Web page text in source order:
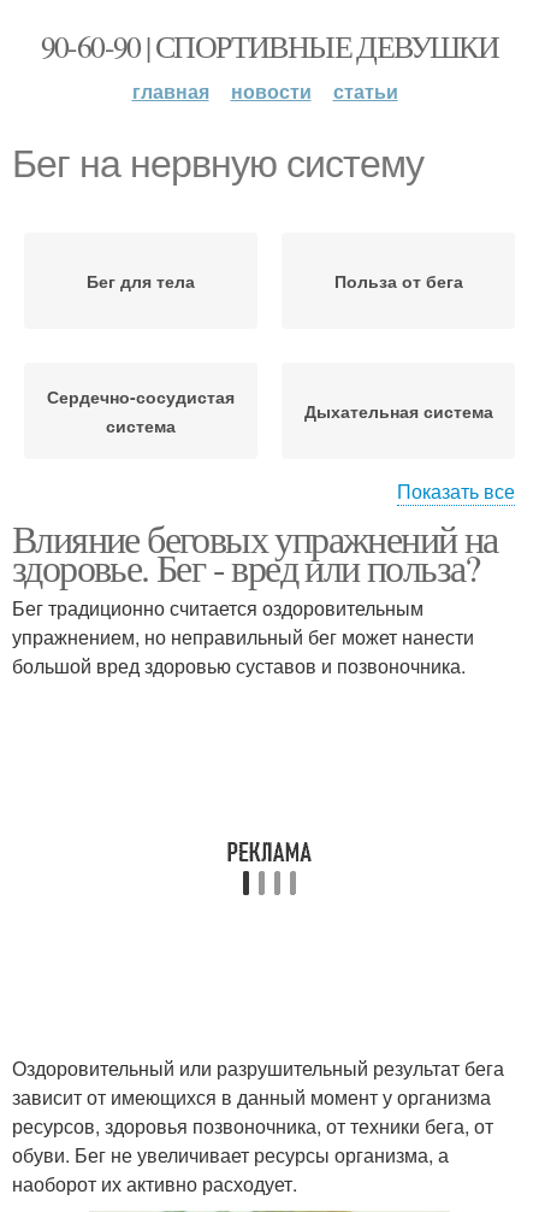
90-60-90 | СПОРТИВНЫЕ ДЕВУШКИ
главная новости статьи
Бег на нервную систему
Бег для тела Польза от бега
Сердечно-сосудистая
система
Дыхательная система
Пищеварительная
система
Бег для женской
фигуры
Показать все
Влияние беговых упражнений на
здоровье. Бег - вред или польза?
Бег традиционно считается оздоровительным
упражнением, но неправильный бег может нанести
большой вред здоровью суставов и позвоночника.
Оздоровительный или разрушительный результат бега
зависит от имеющихся в данный момент у организма
ресурсов, здоровья позвоночника, от техники бега, от
обуви. Бег не увеличивает ресурсы организма, а
наоборот их активно расходует.